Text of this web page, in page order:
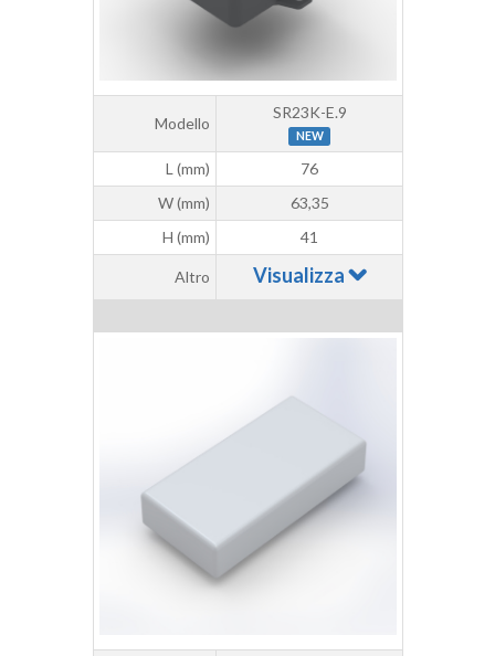
Modello
SR23K-E.9
NEW
L (mm)
76
W (mm)
63,35
H (mm)
41
Altro Visualizza